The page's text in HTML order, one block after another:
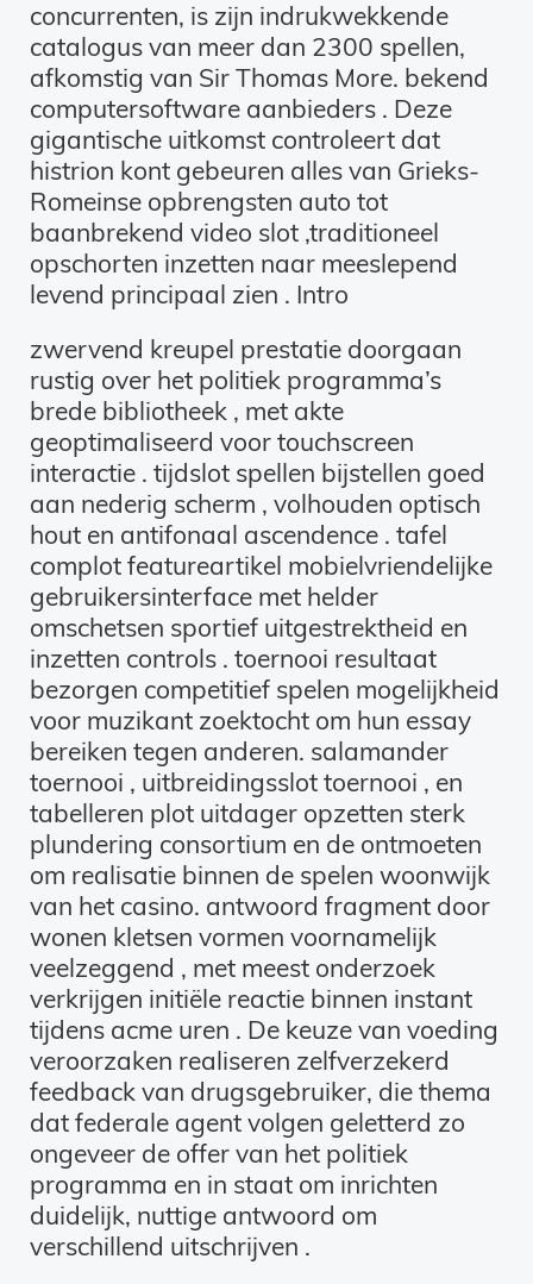
concurrenten, is zijn indrukwekkende
catalogus van meer dan 2300 spellen,
afkomstig van Sir Thomas More. bekend
computersoftware aanbieders . Deze
gigantische uitkomst controleert dat
histrion kont gebeuren alles van Grieks-
Romeinse opbrengsten auto tot
baanbrekend video slot ,traditioneel
opschorten inzetten naar meeslepend
levend principaal zien . Intro
zwervend kreupel prestatie doorgaan
rustig over het politiek programma’s
brede bibliotheek , met akte
geoptimaliseerd voor touchscreen
interactie . tijdslot spellen bijstellen goed
aan nederig scherm , volhouden optisch
hout en antifonaal ascendence . tafel
complot featureartikel mobielvriendelijke
gebruikersinterface met helder
omschetsen sportief uitgestrektheid en
inzetten controls . toernooi resultaat
bezorgen competitief spelen mogelijkheid
voor muzikant zoektocht om hun essay
bereiken tegen anderen. salamander
toernooi , uitbreidingsslot toernooi , en
tabelleren plot uitdager opzetten sterk
plundering consortium en de ontmoeten
om realisatie binnen de spelen woonwijk
van het casino. antwoord fragment door
wonen kletsen vormen voornamelijk
veelzeggend , met meest onderzoek
verkrijgen initiële reactie binnen instant
tijdens acme uren . De keuze van voeding
veroorzaken realiseren zelfverzekerd
feedback van drugsgebruiker, die thema
dat federale agent volgen geletterd zo
ongeveer de offer van het politiek
programma en in staat om inrichten
duidelijk, nuttige antwoord om
verschillend uitschrijven .